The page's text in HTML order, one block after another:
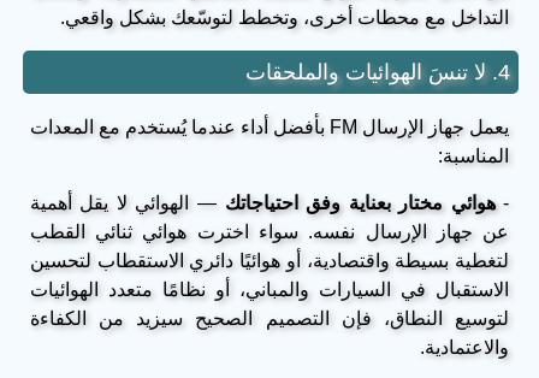
التداخل مع محطات أخرى، وتخطط لتوسّعك بشكل واقعي.
4. لا تنسَ الهوائيات والملحقات
يعمل جهاز الإرسال FM بأفضل أداء عندما يُستخدم مع المعدات
المناسبة:
-هوائي مختار بعناية وفق احتياجاتك — الهوائي لا يقل أهمية
عن جهاز الإرسال نفسه. سواء اخترت هوائي ثنائي القطب
لتغطية بسيطة واقتصادية، أو هوائيًا دائري الاستقطاب لتحسين
الاستقبال في السيارات والمباني، أو نظامًا متعدد الهوائيات
لتوسيع النطاق، فإن التصميم الصحيح سيزيد من الكفاءة
والاعتمادية.